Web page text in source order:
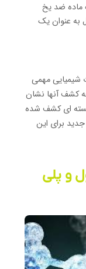
ماده ضد یخ
به عنوان یک
شیمیایی مهمی
کشف آنها نشان
ای کشف شده
برای این
و پلی